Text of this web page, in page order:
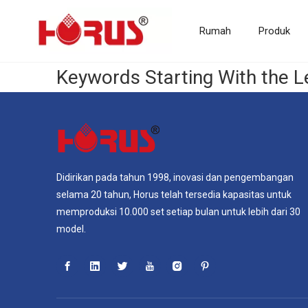
Rumah Produk
Keywords Starting With the
Didirikan pada tahun 1998, inovasi dan pengembangan
selama 20 tahun, Horus telah tersedia kapasitas untuk
memproduksi 10.000 set setiap bulan untuk lebih dari 30
model.